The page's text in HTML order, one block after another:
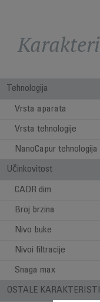
Tehnologija
Vrsta aparata
Vrsta tehnologije
NanoCapur tehnologija
Učinkovitost
CADR dim
Broj brzina
Nivo buke
Nivoi filtracije
Snaga max
OSTALE